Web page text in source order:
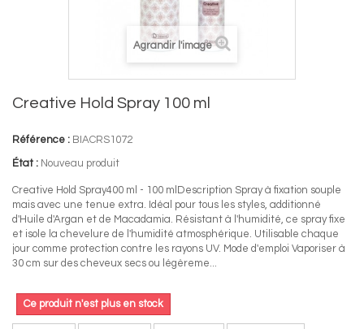
Agrandir l'image
Creative Hold Spray 100 ml
Référence : BIACRS1072
État : Nouveau produit
Creative Hold Spray400 ml - 100 mlDescription Spray à fixation souple
mais avec une tenue extra. Idéal pour tous les styles, additionné
d'Huile d'Argan et de Macadamia. Résistant à l'humidité, ce spray fixe
et isole la chevelure de l'humidité atmosphérique. Utilisable chaque
jour comme protection contre les rayons UV. Mode d'emploi Vaporiser à
30 cm sur des cheveux secs ou légèreme...
Ce produit n'est plus en stock